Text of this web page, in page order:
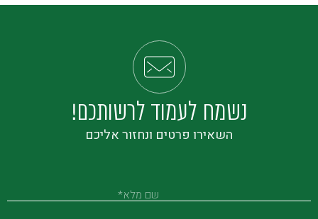
נשמח לעמוד לרשותכם!
השאירו פרטים ונחזור אליכם
שם מלא*